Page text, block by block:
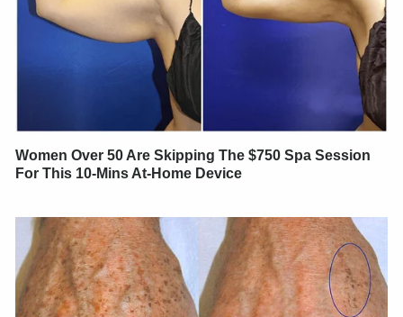
Women Over 50 Are Skipping The $750 Spa Session
For This 10-Mins At-Home Device